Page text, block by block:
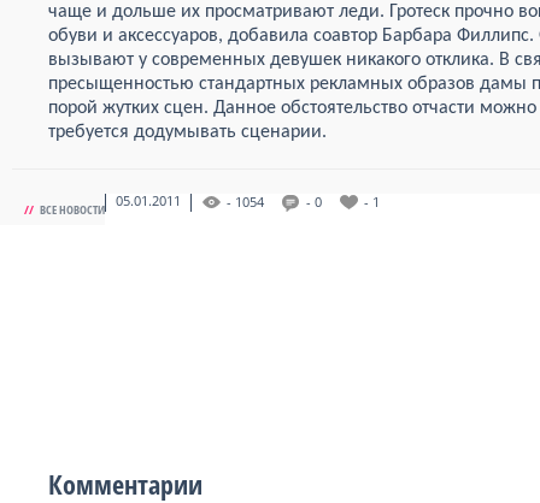
чаще и дольше их просматривают леди. Гротеск прочно
обуви и аксессуаров, добавила соавтор Барбара
вызывают у современных девушек никакого отклика. В
пресыщенностью стандартных рекламных образов дамы
порой жутких сцен. Данное обстоятельство отчасти
требуется додумывать сценарии.
// ВСЕ НОВОСТИ 05.01.2011 - 1054 - 0 - 1
Комментарии